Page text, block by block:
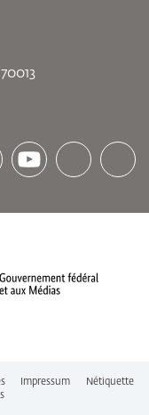
Impressum
Nétiquette